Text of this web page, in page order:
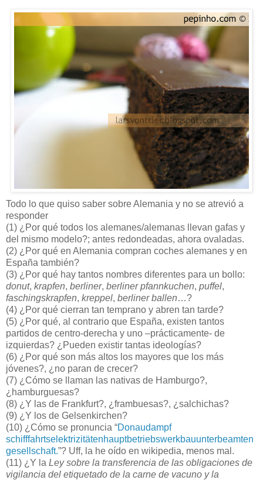
Todo lo que quiso saber sobre Alemania y no se atrevió a
responder
(1) ¿Por qué todos los alemanes/alemanas llevan gafas y
del mismo modelo?; antes redondeadas, ahora ovaladas.
(2) ¿Por qué en Alemania compran coches alemanes y en
España también?
(3) ¿Por qué hay tantos nombres diferentes para un bollo:
donut, krapfen, berliner, berliner pfannkuchen, puffel,
faschingskrapfen, kreppel, berliner ballen…?
(4) ¿Por qué cierran tan temprano y abren tan tarde?
(5) ¿Por qué, al contrario que España, existen tantos
partidos de centro-derecha y uno –prácticamente- de
izquierdas? ¿Pueden existir tantas ideologías?
(6) ¿Por qué son más altos los mayores que los más
jóvenes?, ¿no paran de crecer?
(7) ¿Cómo se llaman las nativas de Hamburgo?,
¿hamburguesas?
(8) ¿Y las de Frankfurt?, ¿frambuesas?, ¿salchichas?
(9) ¿Y los de Gelsenkirchen?
(10) ¿Cómo se pronuncia “Donaudampf
schifffahrtselektrizitätenhauptbetriebswerkbauunterbeamten
gesell schaft.”? Uff, la he oído en wikipedia, menos mal.
(11) ¿Y la Ley sobre la transferencia de las obligaciones de
vigilancia del etiquetado de la carne de vacuno y la